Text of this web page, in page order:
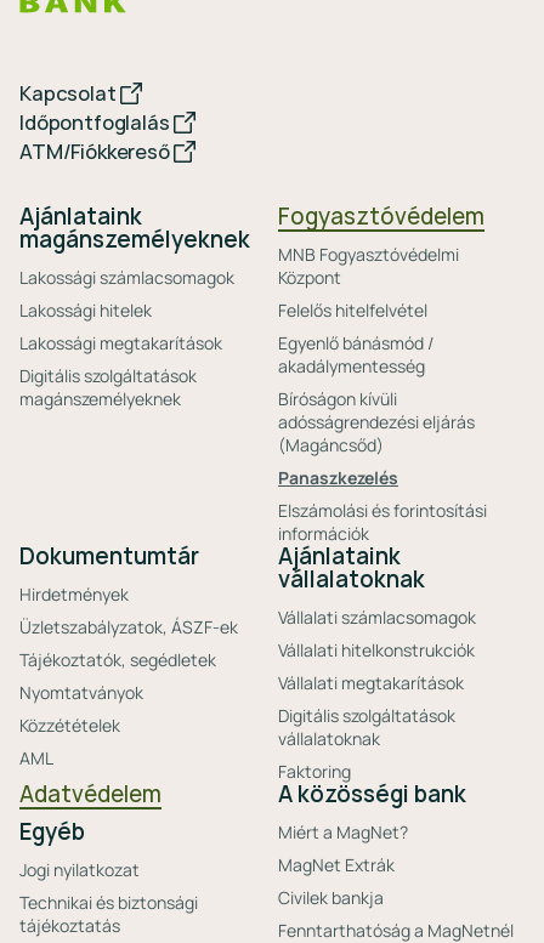
Kapcsolat
Időpontfoglalás
ATM/Fiókkereső
Ajánlataink
magánszemélyeknek
Lakossági számlacsomagok
Lakossági hitelek
Lakossági megtakarítások
Digitális szolgáltatások
magánszemélyeknek
Fogyasztóvédelem
MNB Fogyasztóvédelmi
Központ
Felelős hitelfelvétel
Egyenlő bánásmód /
akadálymentesség
Bíróságon kívüli
adósságrendezési eljárás
(Magáncsőd)
Panaszkezelés
Elszámolási és forintosítási
információk
Dokumentumtár
Hirdetmények
Üzletszabályzatok, ÁSZF-ek
Tájékoztatók, segédletek
Nyomtatványok
Közzétételek
AML
Ajánlataink
vállalatoknak
Vállalati számlacsomagok
Vállalati hitelkonstrukciók
Vállalati megtakarítások
Digitális szolgáltatások
vállalatoknak
Faktoring
Adatvédelem
Egyéb
Jogi nyilatkozat
Technikai és biztonsági
tájékoztatás
A közösségi bank
Miért a MagNet?
MagNet Extrák
Civilek bankja
Fenntarthatóság a MagNetnél